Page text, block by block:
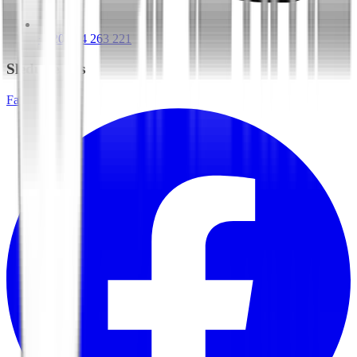
+420 604 263 221
Sledujte nás
Facebook